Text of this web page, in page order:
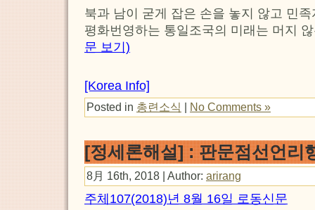
북과 남이 굳게 잡은 손을 놓지 않고 민
평화번영하는 통일조국의 미래는 머지
문 보기)
[Korea Info]
Posted in 총련소식 | No Comments »
[정세론해설] : 판문점선언리
8月 16th, 2018 | Author: arirang
주체107(2018)년 8월 16일 로동신문